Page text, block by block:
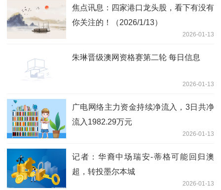
焦点讯息：四家港口龙头股，看下有没有
你关注的！（2026/1/13）
2026-01-13
朱琳晋级澳网资格赛第二轮 每日信息
2026-01-13
广电网络主力资金持续净流入，3日共净
流入1982.29万元
2026-01-13
记者：华裔中场瑞安-蒂格可能回归澳
超，转投墨尔本城
2026-01-13